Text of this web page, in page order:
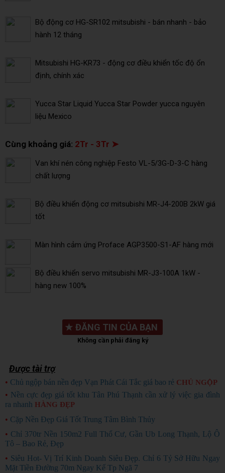
Bộ động cơ HG-SR102 mitsubishi - bán nhanh - bảo
hành 12 tháng
Mitsubishi HG-KR73 - động cơ điều khiển tốc độ ổn
định, chính xác
Yucca Star Liquid Yucca Star Powder yucca nguyên
liệu Mexico
Cùng khoảng giá: 2Tr - 3Tr ➤
Van khí nén công nghiệp Festo VL-5/3G-D-3-C hàng
chất lượng
Bộ điều khiển động cơ mitsubishi MR-J4-200B 2kW giá
tốt
Màn hình cảm ứng Proface AGP3500-S1-AF hàng mới
Bộ điều khiển servo mitsubishi MR-J3-100A 1kW -
hàng new 100%
★ ĐĂNG TIN CỦA BẠN
Không cần phải đăng ký
Được tài trợ
• Chủ ngộp bán nền đẹp Vạn Phát Cái Tắc giá bao rẻ CHỦ NGỘP
• Nền cực đẹp giá tốt khu Tân Phú Thạnh cần xử lý việc gia đình
ra nhanh HÀNG ĐẸP
• Cặp Nền Đẹp Giá Tốt Trung Tâm Bình Thủy
• Chỉ 370tr Nền 150m2 Full Thổ Cư, Gần Ub Long Thạnh, Lộ Ô
Tô – Bao Rẻ, Đẹp
• Siêu Hot- Vị Trí Kinh Doanh Siêu Đẹp. Chỉ 6 Tỷ Sở Hữu Ngay
Mặt Tiền Đường 70m Ngay Kế Tp Ngã 7